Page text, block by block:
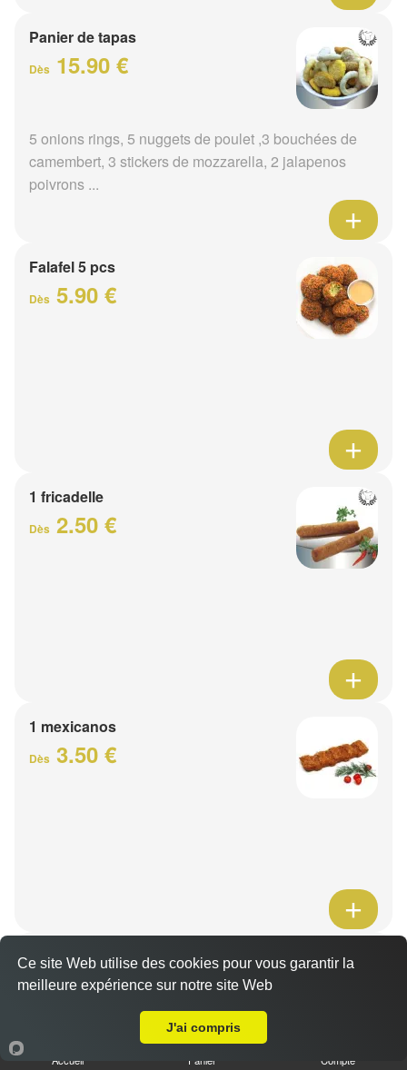
Panier de tapas
Dès 15.90 €
5 onions rings, 5 nuggets de poulet ,3 bouchées de
camembert, 3 stickers de mozzarella, 2 jalapenos
poivrons ...
Falafel 5 pcs
Dès 5.90 €
1 fricadelle
Dès 2.50 €
1 mexicanos
Dès 3.50 €
Barquette de viande
Dès7.50 €
1 viande au choix
Accueil Panier Compte
Ce site Web utilise des cookies pour vous garantir la
meilleure expérience sur notre site Web
J'ai compris